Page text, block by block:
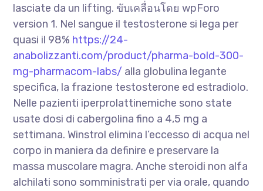
lasciate da un lifting. ขับเคลื่อนโดย wpForo
version 1. Nel sangue il testosterone si lega per
quasi il 98% https://24-
anabolizzanti.com/product/pharma-bold-300-
mg-pharmacom-labs/ alla globulina legante
specifica, la frazione testosterone ed estradiolo.
Nelle pazienti iperprolattinemiche sono state
usate dosi di cabergolina fino a 4,5 mg a
settimana. Winstrol elimina l’eccesso di acqua nel
corpo in maniera da definire e preservare la
massa muscolare magra. Anche steroidi non alfa
alchilati sono somministrati per via orale, quando